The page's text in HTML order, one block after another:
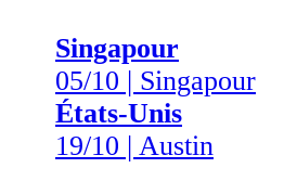
Singapour
05/10 | Singapour
États-Unis
19/10 | Austin